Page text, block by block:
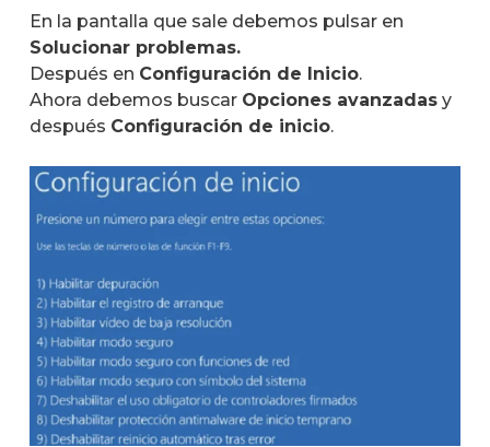
En la pantalla que sale debemos pulsar en
Solucionar problemas.
Después en Configuración de Inicio.
Ahora debemos buscar Opciones avanzadas y
después Configuración de inicio.